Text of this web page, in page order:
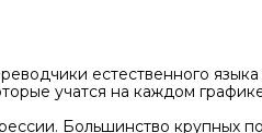
естественного
учатся на каждом
Большинство крупных